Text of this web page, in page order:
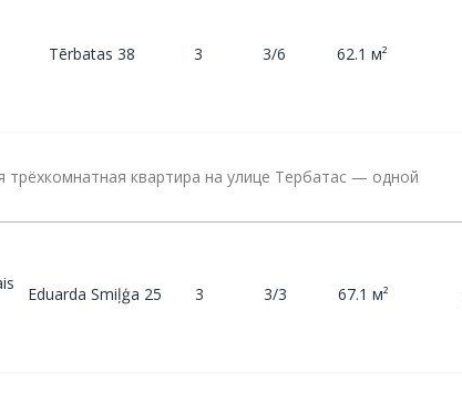
Tērbatas 38 3 3/6 62.1 м²
трёхкомнатная квартира на улице Тербатас — одной
Eduarda Smiļģa 25 3 3/3 67.1 м²